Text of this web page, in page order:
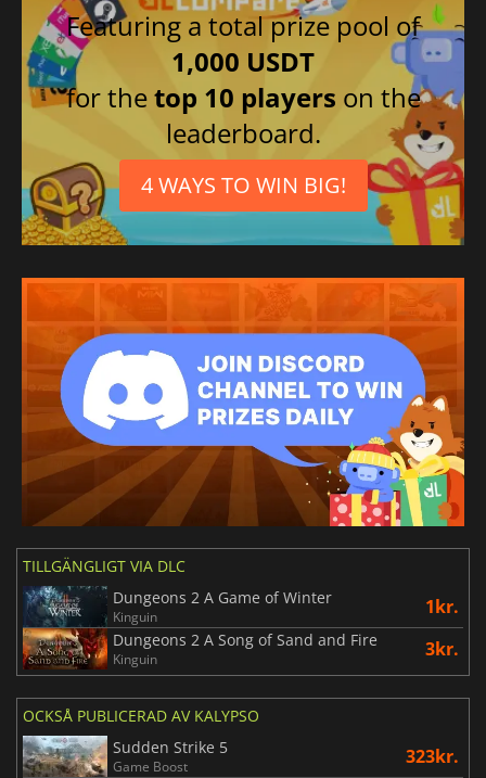
Japanska
Tjeckiska
Featuring a total prize pool of
1,000 USDT
for thetop 10 players on the
leaderboard.
4 WAYS TO WIN BIG!
TILLGÄNGLIGT VIA DLC
Dungeons 2 A Game of Winter
Kinguin 1kr.
Dungeons 2 A Song of Sand and Fire
Kinguin 3kr.
OCKSÅ PUBLICERAD AV KALYPSO
Sudden Strike 5
Game Boost 323kr.